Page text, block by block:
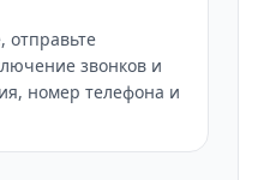
отправьте
звонков и
номер телефона и